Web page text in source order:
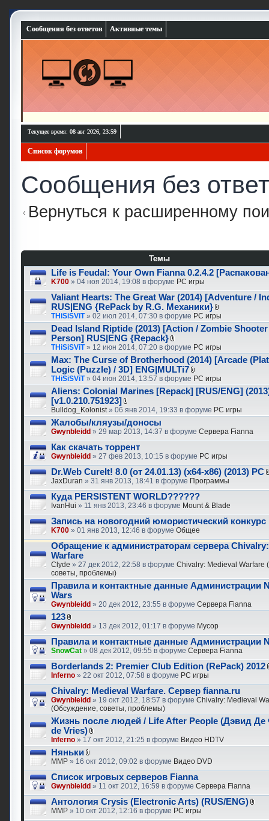
Сообщения без ответов Активные темы
Текущее время: 08 авг 2026, 23:59
Список форумов
Сообщения без
Вернуться к расширенному
Темы
Life is Feudal: Your Own Fianna 0.2.4.2
K700 » 04 ноя 2014, 19:08 в форуме PC игры
Valiant Hearts: The Great War (2014) [Adventure /
RUS|ENG {RePack by R.G. Механики}
THiSiSViT» 02 июл 2014, 07:30 в форуме PC игры
Dead Island Riptide (2013) [Action / Zombie
Person] RUS|ENG {Repack}
THiSiSViT» 12 июн 2014, 07:20 в форуме PC игры
Max: The Curse of Brotherhood (2014) [Arcade
Logic (Puzzle) / 3D] ENG|MULTi7
THiSiSViT» 04 июн 2014, 13:57 в форуме PC игры
Aliens: Colonial Marines [Repack] [RUS/ENG]
[v1.0.210.751923]
Bulldog_Kolonist» 06 янв 2014, 19:33 в форуме PC игры
Жалобы/кляузы/доносы
Gwynbleidd » 29 мар 2013, 14:37 в форуме Сервера Fianna
Как скачать торрент
Gwynbleidd » 27 фев 2013, 10:15 в форуме PC игры
Dr.Web CureIt! 8.0 (от 24.01.13) (x64-x86) (2013) PC
JaxDuran » 31 янв 2013, 18:41 в форуме Программы
Куда PERSISTENT WORLD??????
IvanHui » 11 янв 2013, 23:46 в форуме Mount & Blade
Запись на новогодний юмористический конкурс
K700 » 01 янв 2013, 12:46 в форуме Общее
Обращение к администраторам сервера
Warfare
Clyde » 27 дек 2012, 22:58 в форуме Chivalry: Medieval Warfare
советы, проблемы)
Правила и контактные данные Администрации
Wars
Gwynbleidd » 20 дек 2012, 23:55 в форуме Сервера Fianna
123
Gwynbleidd » 13 дек 2012, 01:17 в форуме Мусор
Правила и контактные данные Администрации
SnowCat » 08 дек 2012, 09:55 в форуме Сервера Fianna
Borderlands 2: Premier Club Edition (RePack) 2012
Inferno » 22 окт 2012, 07:58 в форуме PC игры
Chivalry: Medieval Warfare. Сервер fianna.ru
Gwynbleidd » 19 окт 2012, 18:57 в форуме Chivalry: Medieval
(Обсуждение, советы, проблемы)
Жизнь после людей / Life After People (Дэвид Де
de Vries)
Inferno » 17 окт 2012, 21:25 в форуме Видео HDTV
Няньки
MMP » 16 окт 2012, 09:02 в форуме Видео DVD
Список игровых серверов Fianna
Gwynbleidd » 11 окт 2012, 16:59 в форуме Сервера Fianna
Антология Crysis (Electronic Arts) (RUS/ENG)
MMP » 10 окт 2012, 12:16 в форуме PC игры